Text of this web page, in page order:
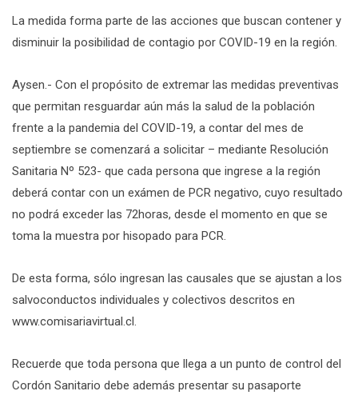
La medida forma parte de las acciones que buscan contener y
disminuir la posibilidad de contagio por COVID-19 en la región.
Aysen.- Con el propósito de extremar las medidas preventivas
que permitan resguardar aún más la salud de la población
frente a la pandemia del COVID-19, a contar del mes de
septiembre se comenzará a solicitar – mediante Resolución
Sanitaria Nº 523- que cada persona que ingrese a la región
deberá contar con un exámen de PCR negativo, cuyo resultado
no podrá exceder las 72horas, desde el momento en que se
toma la muestra por hisopado para PCR.
De esta forma, sólo ingresan las causales que se ajustan a los
salvoconductos individuales y colectivos descritos en
www.comisariavirtual.cl.
Recuerde que toda persona que llega a un punto de control del
Cordón Sanitario debe además presentar su pasaporte